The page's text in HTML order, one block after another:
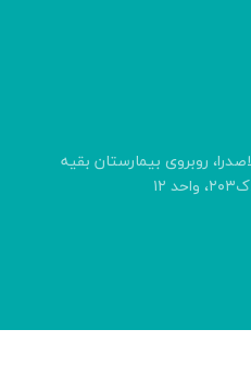
روبروی بیمارستان بقیه
۱۲